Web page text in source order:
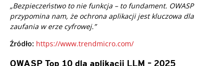
„Bezpieczeństwo to nie funkcja – to fundament. OWASP
przypomina nam, że ochrona aplikacji jest kluczowa dla
zaufania w erze cyfrowej.”
Źródło: https://www.trendmicro.com/
OWASP Top 10 dla aplikacji LLM – 2025